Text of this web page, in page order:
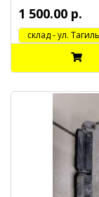
1 500.00 р.
cклад - ул.